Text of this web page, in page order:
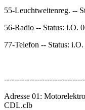
55-Leuchtweitenreg. --
56-Radio -- Status: i.O.
77-Telefon -- Status:
Adresse 01:
CDL.clb